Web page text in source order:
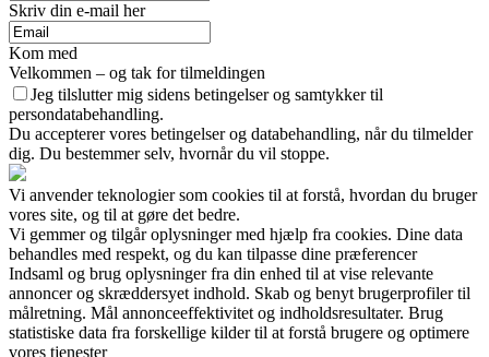
Skriv din e-mail her
Kom med
Velkommen – og tak for tilmeldingen
Jeg tilslutter mig sidens betingelser og samtykker til
persondatabehandling.
Du accepterer vores betingelser og databehandling, når du tilmelder
dig. Du bestemmer selv, hvornår du vil stoppe.
Vi anvender teknologier som cookies til at forstå, hvordan du bruger
vores site, og til at gøre det bedre.
Vi gemmer og tilgår oplysninger med hjælp fra cookies. Dine data
behandles med respekt, og du kan tilpasse dine præferencer
Indsaml og brug oplysninger fra din enhed til at vise relevante
annoncer og skræddersyet indhold. Skab og benyt brugerprofiler til
målretning. Mål annonceeffektivitet og indholdsresultater. Brug
statistiske data fra forskellige kilder til at forstå brugere og optimere
vores tjenester